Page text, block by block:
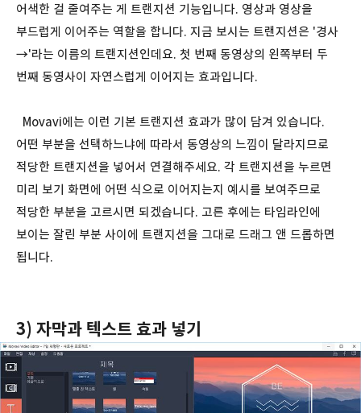
어색한 걸 줄여주는 게 트랜지션 기능입니다. 영상과 영상을
부드럽게 이어주는 역할을 합니다. 지금 보시는 트랜지션은 '경사
→'라는 이름의 트랜지션인데요. 첫 번째 동영상의 왼쪽부터 두
번째 동영사이 자연스럽게 이어지는 효과입니다.
Movavi에는 이런 기본 트랜지션 효과가 많이 담겨 있습니다.
어떤 부분을 선택하느냐에 따라서 동영상의 느낌이 달라지므로
적당한 트랜지션을 넣어서 연결해주세요. 각 트랜지션을 누르면
미리 보기 화면에 어떤 식으로 이어지는지 예시를 보여주므로
적당한 부분을 고르시면 되겠습니다. 고른 후에는 타임라인에
보이는 잘린 부분 사이에 트랜지션을 그대로 드래그 앤 드롭하면
됩니다.
3) 자막과 텍스트 효과 넣기